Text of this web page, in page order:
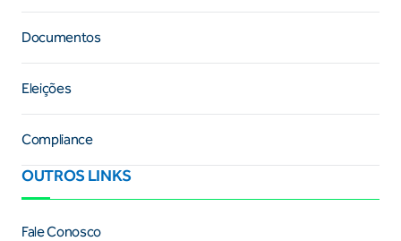
Documentos
Eleições
Compliance
OUTROS LINKS
Fale Conosco